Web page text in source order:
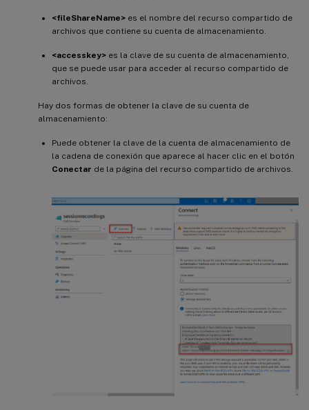
<fileShareName> es el nombre del recurso compartido de
archivos que contiene su cuenta de almacenamiento.
<accesskey> es la clave de su cuenta de almacenamiento,
que se puede usar para acceder al recurso compartido de
archivos.
Hay dos formas de obtener la clave de su cuenta de
almacenamiento:
Puede obtener la clave de la cuenta de almacenamiento de
la cadena de conexión que aparece al hacer clic en el botón
Conectar de la página del recurso compartido de archivos.